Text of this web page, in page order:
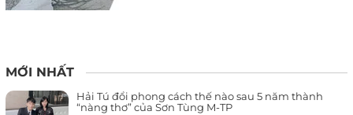
MỚI NHẤT
Hải Tú đổi phong cách thế nào sau 5 năm thành
“nàng thơ” của Sơn Tùng M-TP